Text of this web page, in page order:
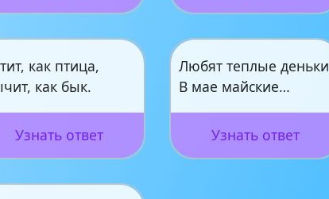
как птица,
как бык.
Узнать ответ
Любят теплые деньки
В мае майские…
Узнать ответ